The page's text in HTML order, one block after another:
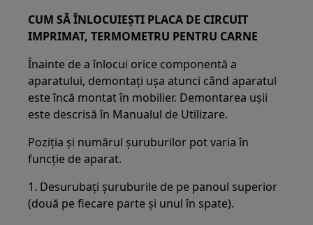
CUM SĂ ÎNLOCUIEȘTI PLACA DE CIRCUIT
IMPRIMAT, TERMOMETRU PENTRU CARNE
Înainte de a înlocui orice componentă a
aparatului, demontați ușa atunci când aparatul
este încă montat în mobilier. Demontarea ușii
este descrisă în Manualul de Utilizare.
Poziția și numărul șuruburilor pot varia în
funcție de aparat.
1. Desurubați șuruburile de pe panoul superior
(două pe fiecare parte și unul în spate).